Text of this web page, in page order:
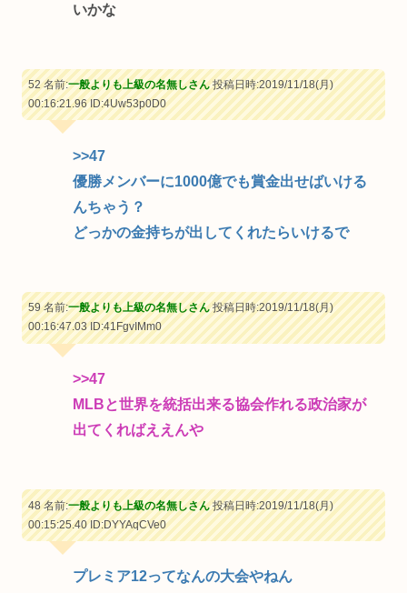
いかな
52 名前:一般よりも上級の名無しさん投稿日時:2019/11/18(月)
00:16:21.96ID:4Uw53p0D0
>>47
優勝メンバーに1000億でも賞金出せばいける
んちゃう？
どっかの金持ちが出してくれたらいけるで
59 名前:一般よりも上級の名無しさん投稿日時:2019/11/18(月)
00:16:47.03ID:41FgvIMm0
>>47
MLBと世界を統括出来る協会作れる政治家が
出てくればええんや
48 名前:一般よりも上級の名無しさん投稿日時:2019/11/18(月)
00:15:25.40ID:DYYAqCVe0
プレミア12ってなんの大会やねん